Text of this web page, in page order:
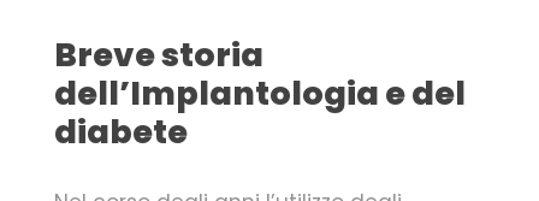
Breve storia
dell’Implantologia e del
diabete